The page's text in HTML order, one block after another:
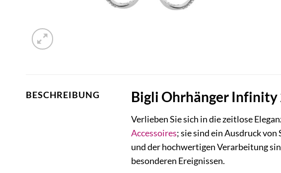
BESCHREIBUNG Bigli Ohrhänger
Verlieben Sie sich in die zeitlose
Accessoires; sie sind ein Ausdruck
und der hochwertigen Verarbeitung
besonderen Ereignissen.